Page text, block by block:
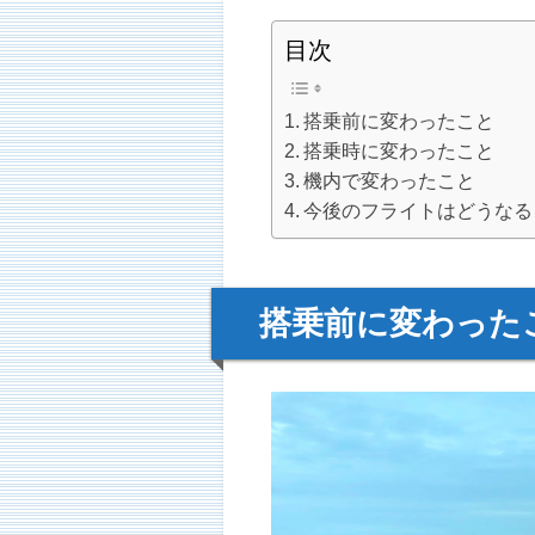
目次
搭乗前に変わったこと
搭乗時に変わったこと
機内で変わったこと
今後のフライトはどうな
搭乗前に変わった